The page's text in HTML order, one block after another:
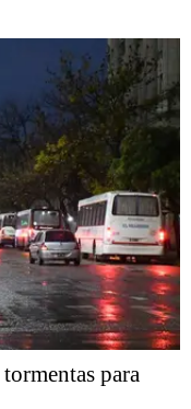
para